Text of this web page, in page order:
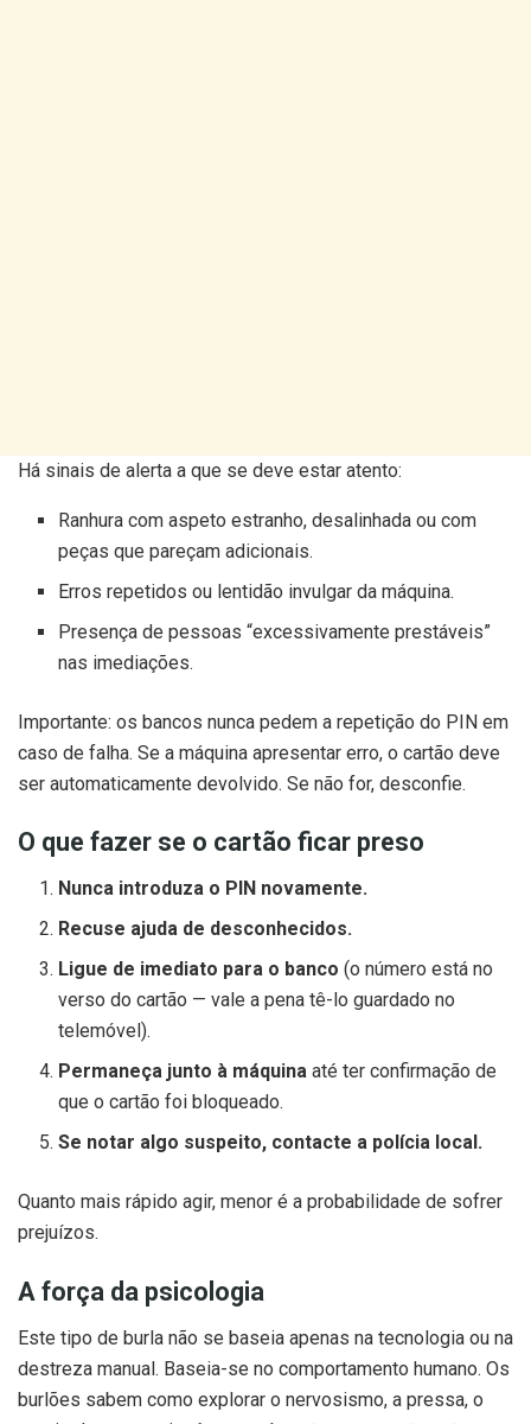
Há sinais de alerta a que se deve estar atento:
Ranhura com aspeto estranho, desalinhada ou com
peças que pareçam adicionais.
Erros repetidos ou lentidão invulgar da máquina.
Presença de pessoas “excessivamente prestáveis”
nas imediações.
Importante: os bancos nunca pedem a repetição do PIN em
caso de falha. Se a máquina apresentar erro, o cartão deve
ser automaticamente devolvido. Se não for, desconfie.
O que fazer se o cartão ficar preso
Nunca introduza o PIN novamente.
Recuse ajuda de desconhecidos.
Ligue de imediato para o banco (o número está no
verso do cartão — vale a pena tê-lo guardado no
telemóvel).
Permaneça junto à máquina até ter confirmação de
que o cartão foi bloqueado.
Se notar algo suspeito, contacte a polícia local.
Quanto mais rápido agir, menor é a probabilidade de sofrer
prejuízos.
A força da psicologia
Este tipo de burla não se baseia apenas na tecnologia ou na
destreza manual. Baseia-se no comportamento humano. Os
burlões sabem como explorar o nervosismo, a pressa, o